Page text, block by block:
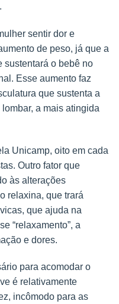
sentir dor e
de peso, já que a
sustentará o bebê no
Esse aumento faz
que sustenta a
a mais atingida
Unicamp, oito em cada
Outro fator que
às alterações
relaxina, que trará
que ajuda na
“relaxamento”, a
e dores.
para acomodar o
é relativamente
incômodo para as